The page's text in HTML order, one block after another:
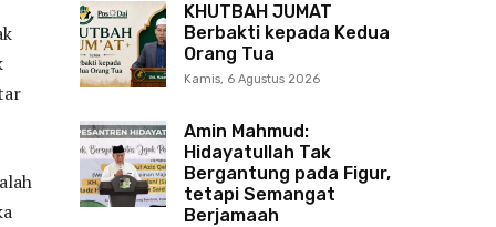
KHUTBAH JUMAT
Berbakti kepada Kedua
Orang Tua
Kamis, 6 Agustus 2026
Amin Mahmud:
Hidayatullah Tak
Bergantung pada Figur,
tetapi Semangat
Berjamaah